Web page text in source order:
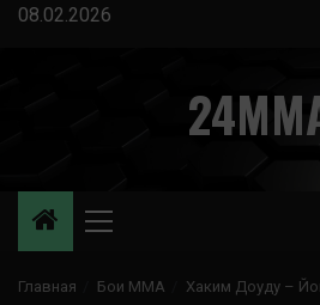
Перейти
08.02.2026
Основное
Главная Бои ММА Хаким Доуду –